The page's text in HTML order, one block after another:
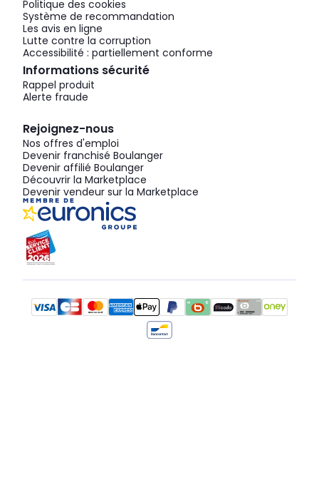
Politique des cookies
Système de recommandation
Les avis en ligne
Lutte contre la corruption
Accessibilité : partiellement conforme
Informations sécurité
Rappel produit
Alerte fraude
Rejoignez-nous
Nos offres d'emploi
Devenir franchisé Boulanger
Devenir affilié Boulanger
Découvrir la Marketplace
Devenir vendeur sur la Marketplace